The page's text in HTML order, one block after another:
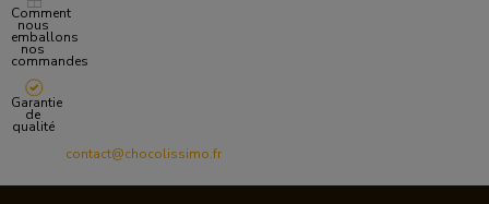
Comment
nous
emballons
nos
commandes
Garantie
de
qualité
contact@chocolissimo.fr